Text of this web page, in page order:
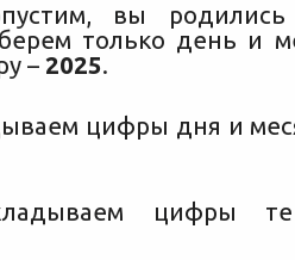
вы родились
только день и
– 2025.
цифры дня и
цифры